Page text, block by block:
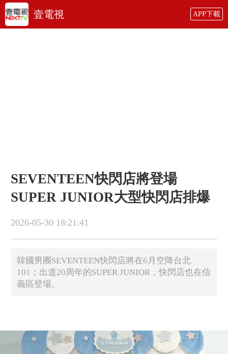
壹電視 APP下載
SEVENTEEN快閃店將登場
SUPER JUNIOR大型快閃店排爆
2026-05-30 18:21:41
韓國男團SEVENTEEN快閃店將在6月空降台北
101；出道20周年的SUPER JUNIOR，快閃店也在信
義區登場。